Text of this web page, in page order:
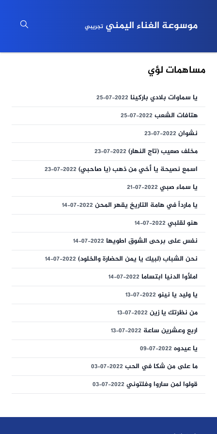
موسوعة الغناء اليمني تجريبي
مساهمات لؤي
يا سماوات بلادي باركينا 2022-07-25
هتافات الشعب 2022-07-25
نشوان 2022-07-23
مخلف صعيب (تاج النهار) 2022-07-23
اسمع نصيحة يا أخي من ذهب (يا صاحبي) 2022-07-23
يا سماء صبي 2022-07-21
يا مارداً في هامة التاريخ يقهر المحن 2022-07-14
هنو لقلبي 2022-07-14
نفس على برحى الشوق اطويها 2022-07-14
نحن الشباب (لبيك يا يمن الحضارة والخلود) 2022-07-14
املأوا الدنيا ابتساما 2022-07-14
يا وليد يا نينو 2022-07-13
من نظرتك يا زين 2022-07-13
اربع وعشرين ساعة 2022-07-13
يا عيدوه 2022-07-09
ما على من شكا في الحب 2022-07-03
قولوا لمن ساروا وفلتوني 2022-07-03